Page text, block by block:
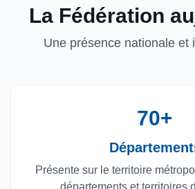
La Fédération
Une présence nationale et
70+
Présente sur le territoire
départements et territoires